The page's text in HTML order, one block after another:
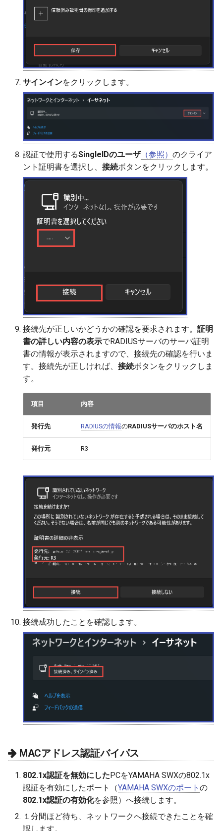
サインインをクリックします。
認証で使用するSingleIDのユーザ（参照） のクライア
ント証明書を選択し、 接続ボタンをクリックします。
接続先が正しいかどうかの確認を要求されます。 証明
書の詳しい内容の表示でRADIUSサーバのサーバ証明
書の情報が表示されますので、接続先の確認を行いま
す。接続先が正しければ、 接続ボタンをクリックしま
す。
項目 内容
発行先 RADIUSの情報のRADIUSサーバのホスト名
発行元 R3
接続成功したことを確認します。
MACアドレス認証バイパス
802.1x認証を無効にした PCをYAMAHA SWXの802.1x
認証を有効にしたポート（YAMAHA SWXのポート の
802.1x認証の有効化を参照）へ接続します。
１分間ほど待ち、ネットワークへ接続できたことを確
認します。